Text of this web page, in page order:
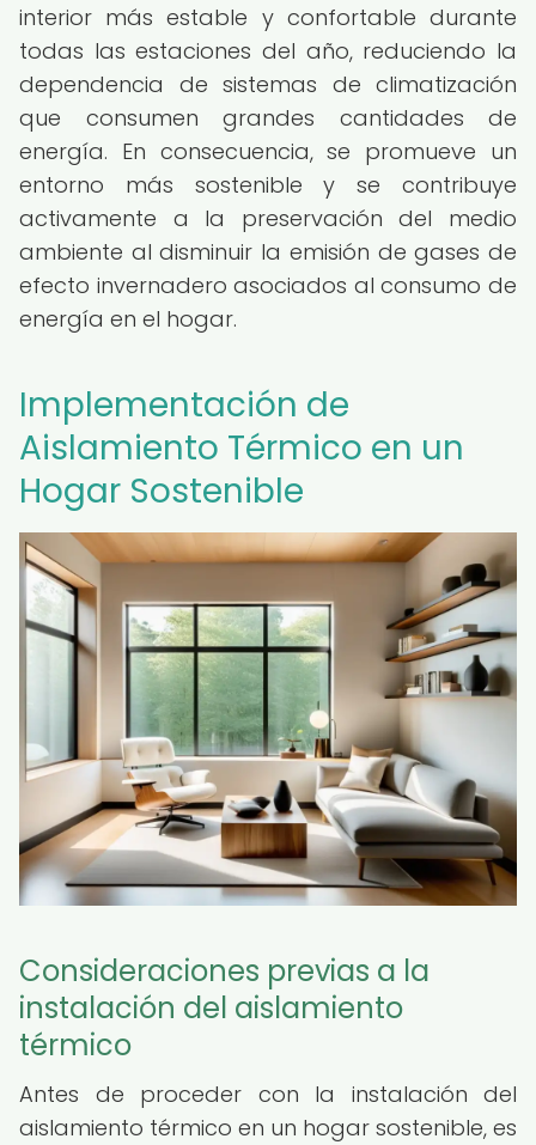
interior más estable y confortable durante
todas las estaciones del año, reduciendo la
dependencia de sistemas de climatización
que consumen grandes cantidades de
energía. En consecuencia, se promueve un
entorno más sostenible y se contribuye
activamente a la preservación del medio
ambiente al disminuir la emisión de gases de
efecto invernadero asociados al consumo de
energía en el hogar.
Implementación de
Aislamiento Térmico en un
Hogar Sostenible
Consideraciones previas a la
instalación del aislamiento
térmico
Antes de proceder con la instalación del
aislamiento térmico en un hogar sostenible, es